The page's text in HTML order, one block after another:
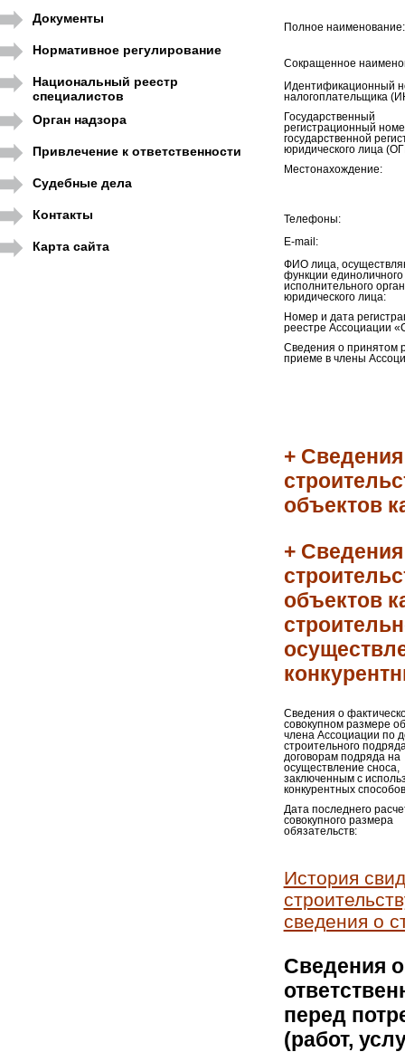
Документы
Нормативное регулирование
Национальный реестр
специалистов
Орган надзора
Привлечение к ответственности
Судебные дела
Контакты
Карта сайта
Полное наименование:
Сокращенное
Идентификационный
налогоплательщика
Государственный
регистрационный
государственной
юридического лица
Местонахождение:
Телефоны:
E-mail:
ФИО лица,
функции единоличного
исполнительного
юридического лица:
Номер и дата
реестре Ассоциации
Сведения о принятом
приеме в члены
+
объектов
+
объектов
Сведения о
совокупном размере
члена Ассоциации по
строительного
договорам подряда на
осуществление сноса,
заключенным с
конкурентных
Дата последнего
совокупного размера
обязательств:
История
сведения о
Сведения
перед
(работ,